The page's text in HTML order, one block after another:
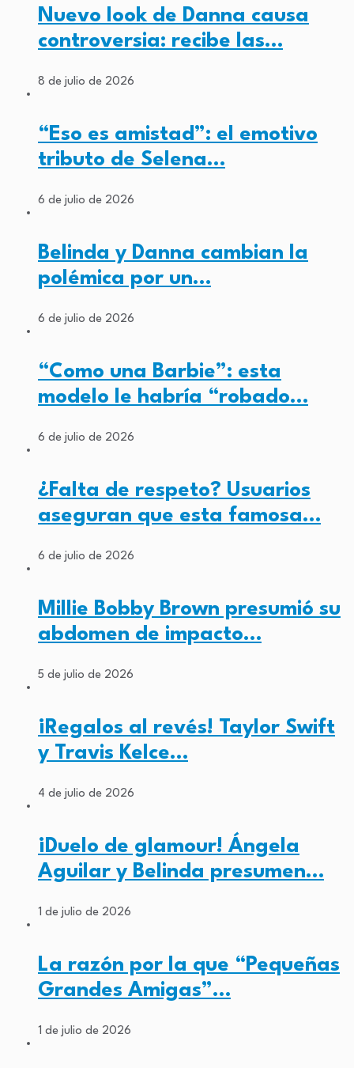
Nuevo look de Danna causa
controversia: recibe las…
8 de julio de 2026
“Eso es amistad”: el emotivo
tributo de Selena…
6 de julio de 2026
Belinda y Danna cambian la
polémica por un…
6 de julio de 2026
“Como una Barbie”: esta
modelo le habría “robado…
6 de julio de 2026
¿Falta de respeto? Usuarios
aseguran que esta famosa…
6 de julio de 2026
Millie Bobby Brown presumió su
abdomen de impacto…
5 de julio de 2026
¡Regalos al revés! Taylor Swift
y Travis Kelce…
4 de julio de 2026
¡Duelo de glamour! Ángela
Aguilar y Belinda presumen…
1 de julio de 2026
La razón por la que “Pequeñas
Grandes Amigas”…
1 de julio de 2026